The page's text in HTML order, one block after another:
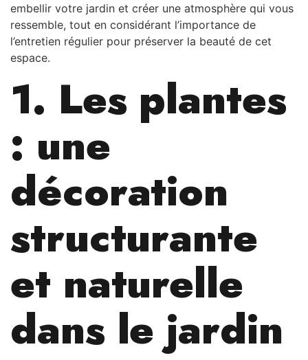
embellir votre jardin et créer une atmosphère qui vous
ressemble, tout en considérant l’importance de
l’entretien régulier pour préserver la beauté de cet
espace.
1. Les plantes
: une
décoration
structurante
et naturelle
dans le jardin